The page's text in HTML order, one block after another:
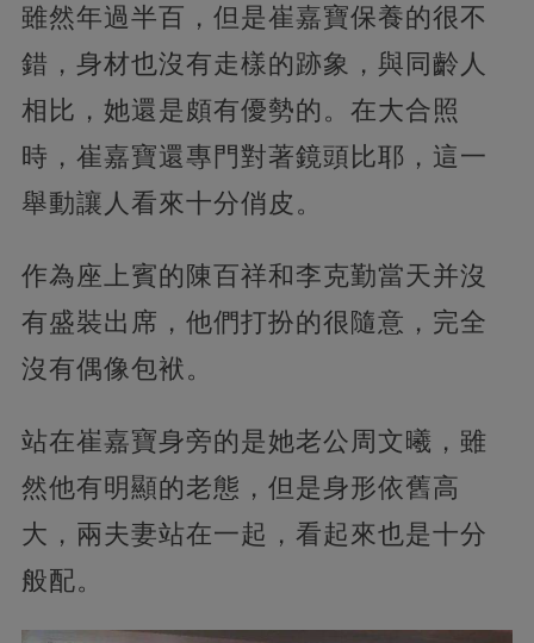
雖然年過半百，但是崔嘉寶保養的很不
錯，身材也沒有走樣的跡象，與同齡人
相比，她還是頗有優勢的。在大合照
時，崔嘉寶還專門對著鏡頭比耶，這一
舉動讓人看來十分俏皮。
作為座上賓的陳百祥和李克勤當天并沒
有盛裝出席，他們打扮的很隨意，完全
沒有偶像包袱。
站在崔嘉寶身旁的是她老公周文曦，雖
然他有明顯的老態，但是身形依舊高
大，兩夫妻站在一起，看起來也是十分
般配。